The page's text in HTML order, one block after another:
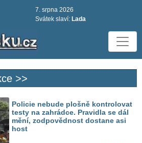
7. srpna 2026
Svátek slaví: Lada
>>
Policie nebude plošně kontrolovat
testy na zahrádce. Pravidla se dál
mění, zodpovědnost dostane asi
host